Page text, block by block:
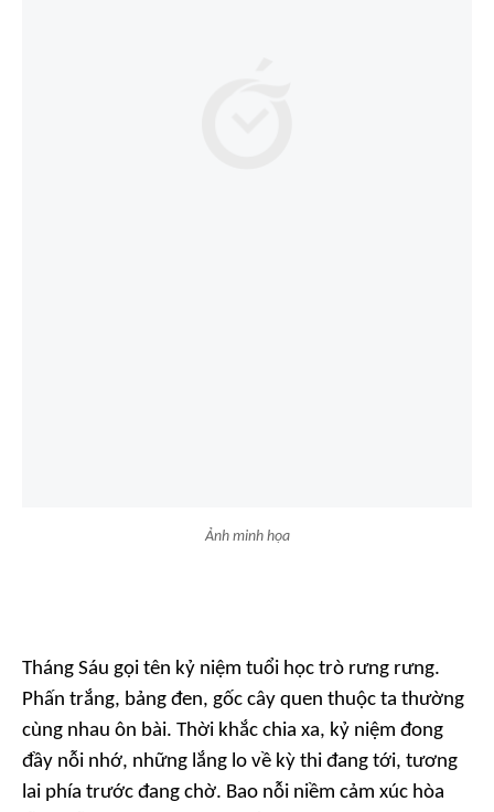
Ảnh minh họa
Tháng Sáu gọi tên kỷ niệm tuổi học trò rưng rưng.
Phấn trắng, bảng đen, gốc cây quen thuộc ta thường
cùng nhau ôn bài. Thời khắc chia xa, kỷ niệm đong
đầy nỗi nhớ, những lắng lo về kỳ thi đang tới, tương
lai phía trước đang chờ. Bao nỗi niềm cảm xúc hòa